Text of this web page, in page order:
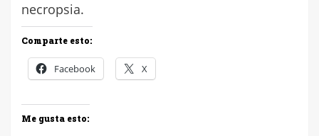
necropsia.
Comparte esto:
Facebook X
Me gusta esto: